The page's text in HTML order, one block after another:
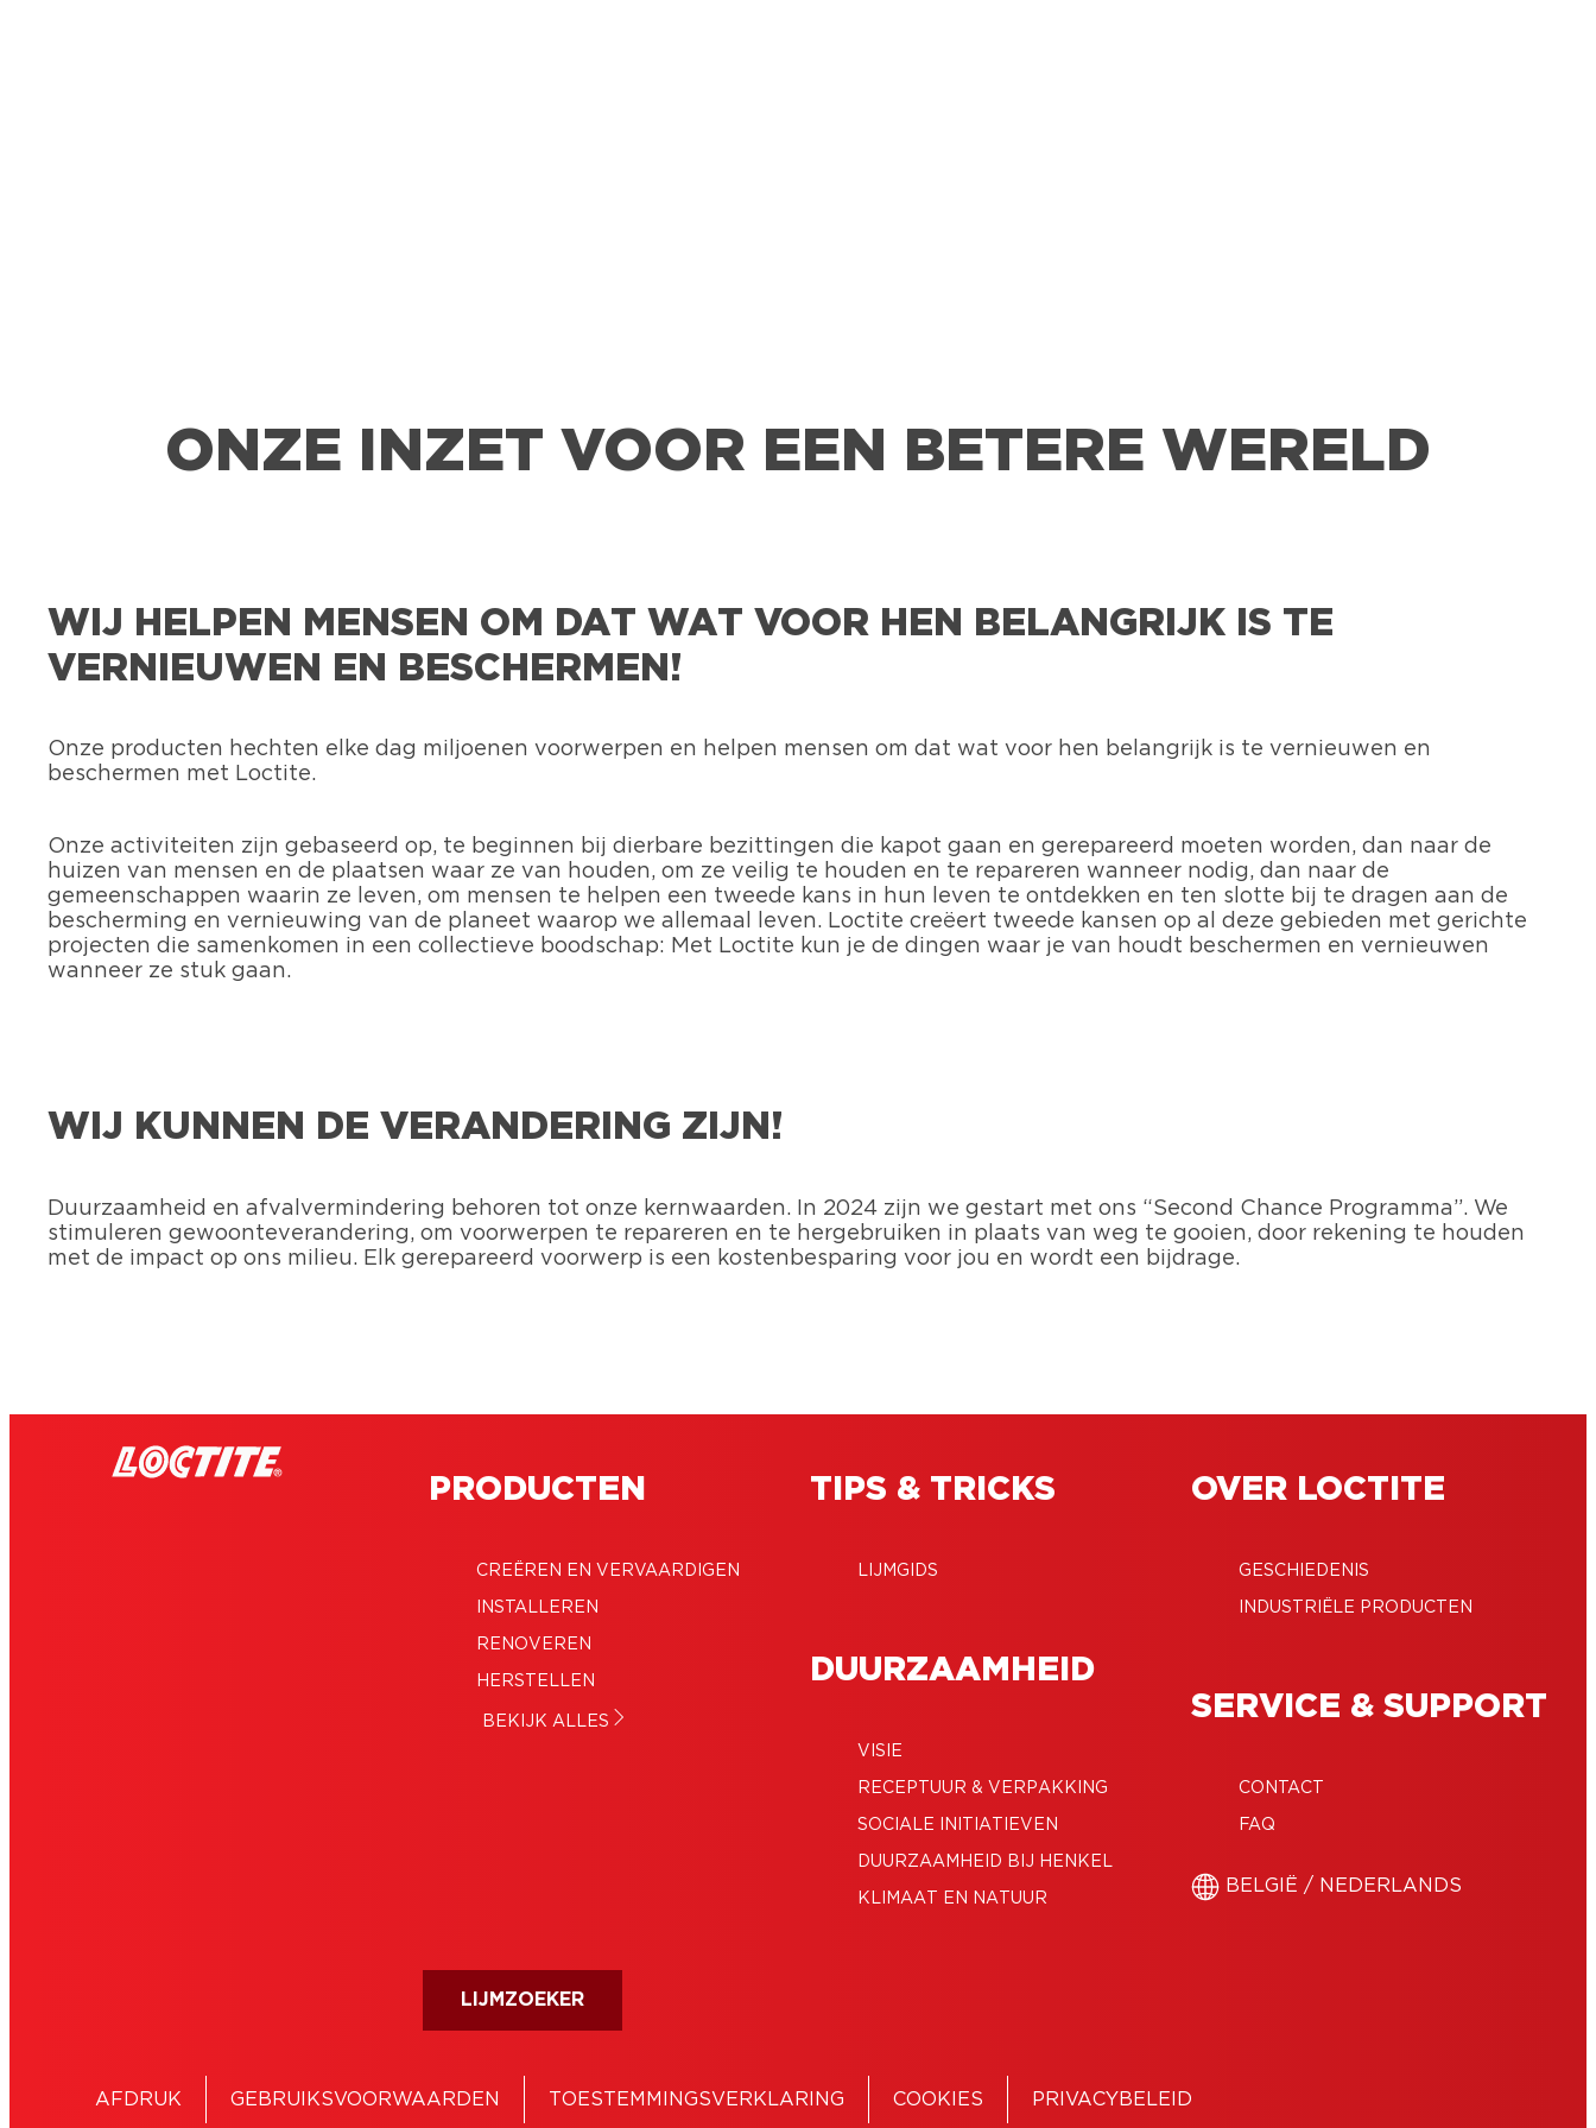
ONZE INZET VOOR EEN BETERE WERELD
WIJ HELPEN MENSEN OM DAT WAT VOOR HEN BELANGRIJK IS TE
VERNIEUWEN EN BESCHERMEN!
Onze producten hechten elke dag miljoenen voorwerpen en helpen mensen om dat wat voor hen belangrijk is te vernieuwen en
beschermen met Loctite.
Onze activiteiten zijn gebaseerd op, te beginnen bij dierbare bezittingen die kapot gaan en gerepareerd moeten worden, dan naar de
huizen van mensen en de plaatsen waar ze van houden, om ze veilig te houden en te repareren wanneer nodig, dan naar de
gemeenschappen waarin ze leven, om mensen te helpen een tweede kans in hun leven te ontdekken en ten slotte bij te dragen aan de
bescherming en vernieuwing van de planeet waarop we allemaal leven. Loctite creëert tweede kansen op al deze gebieden met gerichte
projecten die samenkomen in een collectieve boodschap: Met Loctite kun je de dingen waar je van houdt beschermen en vernieuwen
wanneer ze stuk gaan.
WIJ KUNNEN DE VERANDERING ZIJN!
Duurzaamheid en afvalvermindering behoren tot onze kernwaarden. In 2024 zijn we gestart met ons “Second Chance Programma”. We
stimuleren gewoonteverandering, om voorwerpen te repareren en te hergebruiken in plaats van weg te gooien, door rekening te houden
met de impact op ons milieu. Elk gerepareerd voorwerp is een kostenbesparing voor jou en wordt een bijdrage.
PRODUCTEN
CREËREN EN VERVAARDIGEN
INSTALLEREN
RENOVEREN
HERSTELLEN
BEKIJK ALLES
TIPS & TRICKS
LIJMGIDS
DUURZAAMHEID
VISIE
RECEPTUUR & VERPAKKING
SOCIALE INITIATIEVEN
DUURZAAMHEID BIJ HENKEL
KLIMAAT EN NATUUR
OVER LOCTITE
GESCHIEDENIS
INDUSTRIËLE PRODUCTEN
SERVICE & SUPPORT
CONTACT
FAQ
BELGIË / NEDERLANDS
LIJMZOEKER
AFDRUK GEBRUIKSVOORWAARDEN TOESTEMMINGSVERKLARING COOKIES PRIVACYBELEID